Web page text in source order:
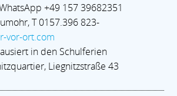
+49 157 39682351
T 0157.396 823-
vor-ort.com
in den Schulferien
Liegnitzstraße 43